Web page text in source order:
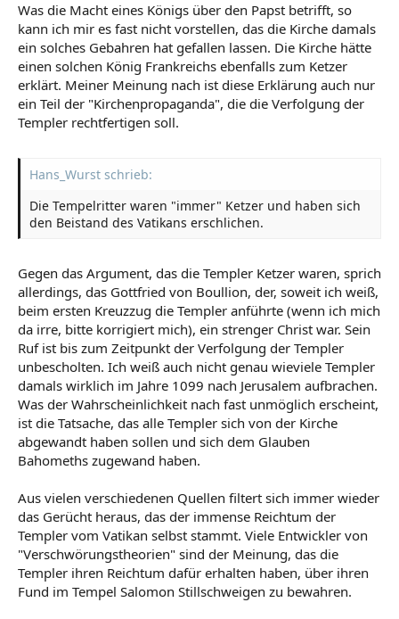
Was die Macht eines Königs über den Papst betrifft, so
kann ich mir es fast nicht vorstellen, das die Kirche damals
ein solches Gebahren hat gefallen lassen. Die Kirche hätte
einen solchen König Frankreichs ebenfalls zum Ketzer
erklärt. Meiner Meinung nach ist diese Erklärung auch nur
ein Teil der "Kirchenpropaganda", die die Verfolgung der
Templer rechtfertigen soll.
Hans_Wurst schrieb:
Die Tempelritter waren "immer" Ketzer und haben sich
den Beistand des Vatikans erschlichen.
Gegen das Argument, das die Templer Ketzer waren, sprich
allerdings, das Gottfried von Boullion, der, soweit ich weiß,
beim ersten Kreuzzug die Templer anführte (wenn ich mich
da irre, bitte korrigiert mich), ein strenger Christ war. Sein
Ruf ist bis zum Zeitpunkt der Verfolgung der Templer
unbescholten. Ich weiß auch nicht genau wieviele Templer
damals wirklich im Jahre 1099 nach Jerusalem aufbrachen.
Was der Wahrscheinlichkeit nach fast unmöglich erscheint,
ist die Tatsache, das alle Templer sich von der Kirche
abgewandt haben sollen und sich dem Glauben
Bahomeths zugewand haben.
Aus vielen verschiedenen Quellen filtert sich immer wieder
das Gerücht heraus, das der immense Reichtum der
Templer vom Vatikan selbst stammt. Viele Entwickler von
"Verschwörungstheorien" sind der Meinung, das die
Templer ihren Reichtum dafür erhalten haben, über ihren
Fund im Tempel Salomon Stillschweigen zu bewahren.